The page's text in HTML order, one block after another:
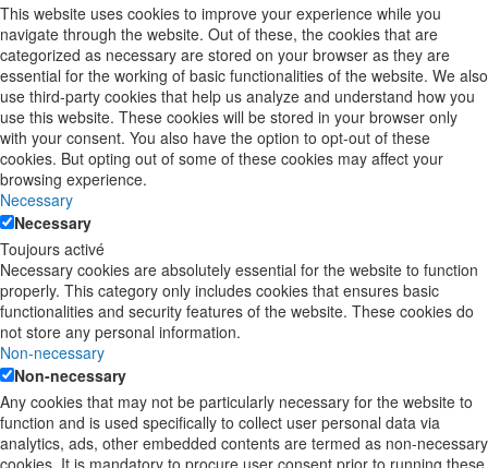
This website uses cookies to improve your experience while you
navigate through the website. Out of these, the cookies that are
categorized as necessary are stored on your browser as they are
essential for the working of basic functionalities of the website. We also
use third-party cookies that help us analyze and understand how you
use this website. These cookies will be stored in your browser only
with your consent. You also have the option to opt-out of these
cookies. But opting out of some of these cookies may affect your
browsing experience.
Necessary
Necessary
Toujours activé
Necessary cookies are absolutely essential for the website to function
properly. This category only includes cookies that ensures basic
functionalities and security features of the website. These cookies do
not store any personal information.
Non-necessary
Non-necessary
Any cookies that may not be particularly necessary for the website to
function and is used specifically to collect user personal data via
analytics, ads, other embedded contents are termed as non-necessary
cookies. It is mandatory to procure user consent prior to running these